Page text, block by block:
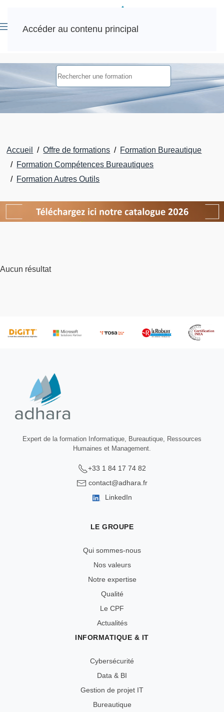
Accéder au contenu principal
Accueil Offre de formations
Formation Bureautique
Formation Compétences Bureautiques
Formation Autres Outils
Aucun résultat
Expert de la formation Informatique, Bureautique, Ressources
Humaines et Management.
+33 1 84 17 74 82
contact@adhara.fr
LinkedIn
LE GROUPE
Qui sommes-nous
Nos valeurs
Notre expertise
Qualité
Le CPF
Actualités
INFORMATIQUE & IT
Cybersécurité
Data & BI
Gestion de projet IT
Bureautique